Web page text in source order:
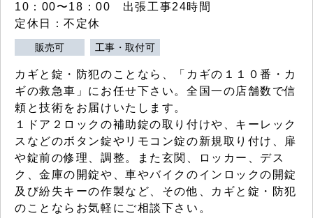
10：00〜18：00 出張工事24時間
定休日：不定休
販売可 工事・取付可
カギと錠・防犯のことなら、「カギの１１０番・カ
ギの救急車」にお任せ下さい。全国一の店舗数で信
頼と技術をお届けいたします。
１ドア２ロックの補助錠の取り付けや、キーレック
スなどのボタン錠やリモコン錠の新規取り付け、扉
や錠前の修理、調整。また玄関、ロッカー、デス
ク、金庫の開錠や、車やバイクのインロックの開錠
及び紛失キーの作製など、その他、カギと錠・防犯
のことならお気軽にご相談下さい。